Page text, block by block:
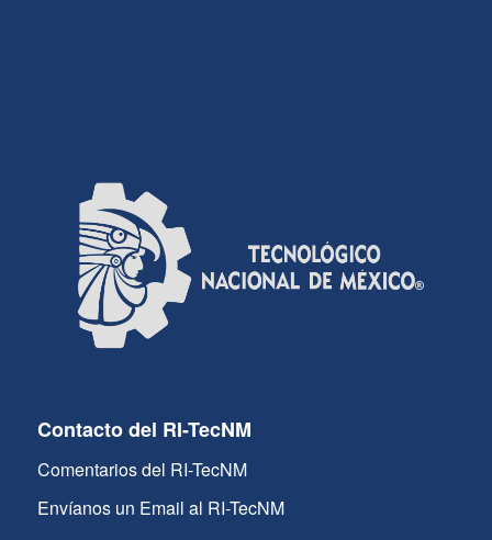
Contacto del RI-TecNM
Comentarios del RI-TecNM
Envíanos un Email al RI-TecNM